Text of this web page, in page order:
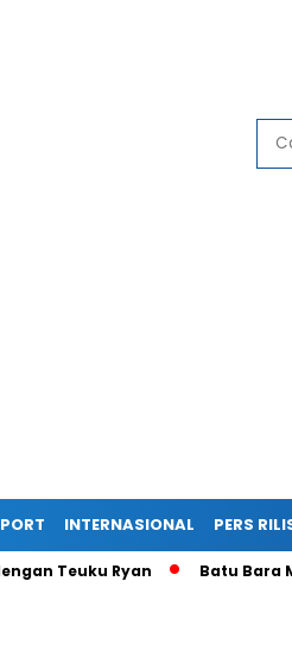
INTERNASIONAL PERS
Teuku Ryan Batu Bara